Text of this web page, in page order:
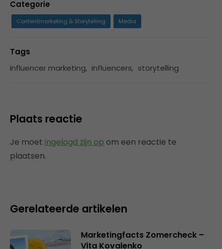
Categorie
Contentmarketing & Storytelling Media
Tags
influencer marketing, influencers, storytelling
Plaats reactie
Je moet ingelogd zijn op om een reactie te
plaatsen.
Gerelateerde artikelen
Marketingfacts Zomercheck –
Vita Kovalenko